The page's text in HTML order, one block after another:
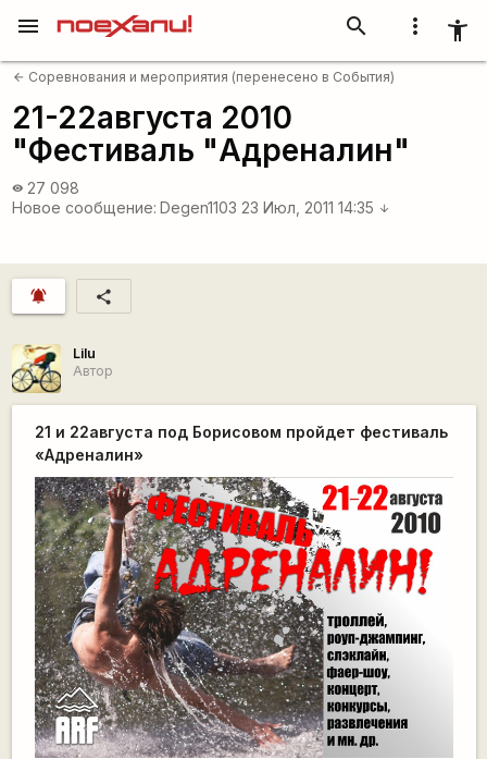
more_vert accessibility_new
search
menu
arrow_back Соревнования и мероприятия (перенесено в События)
21-22августа 2010
"Фестиваль "Адреналин"
visibility 27 098
Новое сообщение: Degen1103 23 Июл, 2011 14:35 arrow_downward
notifications_active share
Lilu
Автор
21 и 22августа под Борисовом пройдет фестиваль
«Адреналин»